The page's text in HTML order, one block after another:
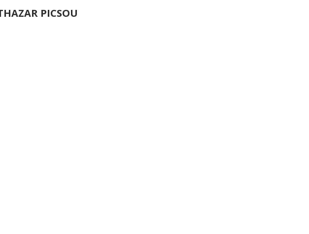
PICSOU